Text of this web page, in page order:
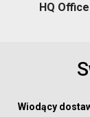
HQ
Wiodący